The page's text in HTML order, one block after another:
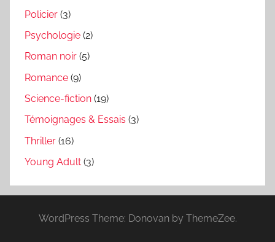
Policier (3)
Psychologie (2)
Roman noir (5)
Romance (9)
Science-fiction (19)
Témoignages & Essais (3)
Thriller (16)
Young Adult (3)
WordPress Theme: Donovan by ThemeZee.